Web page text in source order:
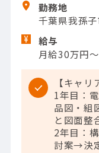
勤務地
千葉県我孫
給与
月給30万円
【キャリ
1年目：
品図・組
と図面整
2年目：
討案→決